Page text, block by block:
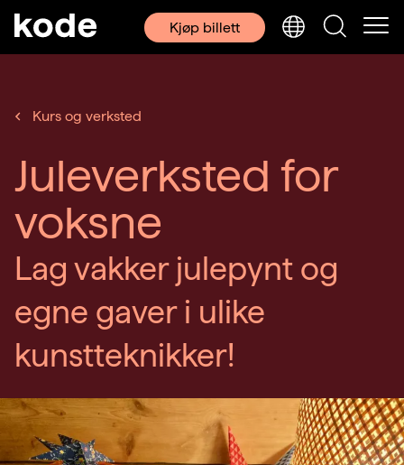
Kjøp billett
Kurs og verksted
Juleverksted for
voksne
Lag vakker julepynt og
egne gaver i ulike